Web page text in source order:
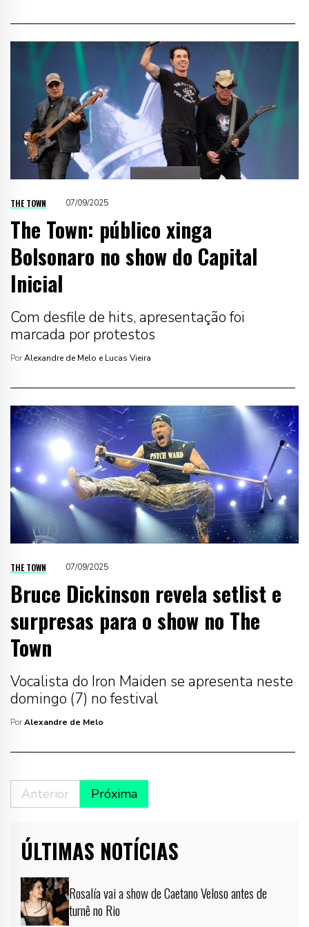
THE TOWN 07/09/2025
The Town: público xinga
Bolsonaro no show do Capital
Inicial
Com desfile de hits, apresentação foi
marcada por protestos
PorAlexandre de Melo e Lucas Vieira
THE TOWN 07/09/2025
Bruce Dickinson revela setlist e
surpresas para o show no The
Town
Vocalista do Iron Maiden se apresenta neste
domingo (7) no festival
PorAlexandre de Melo
Anterior Próxima
ÚLTIMAS NOTÍCIAS
Rosalía vai a show de Caetano Veloso antes de
turnê no Rio